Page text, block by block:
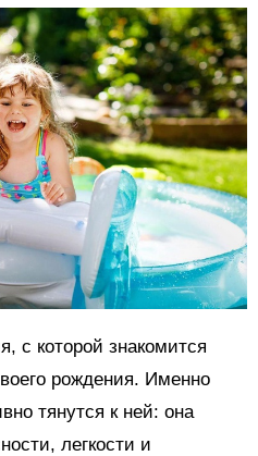
с которой знакомится
рождения. Именно
тянутся к ней: она
легкости и